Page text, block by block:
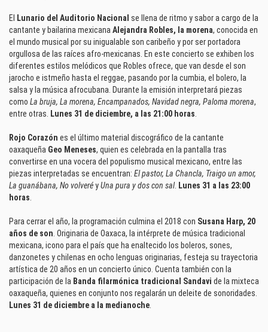
El Lunario del Auditorio Nacional se llena de ritmo y sabor a cargo de la
cantante y bailarina mexicanaAlejandra Robles, la morena, conocida en
el mundo musical por su inigualable son caribeño y por ser portadora
orgullosa de las raíces afro-mexicanas. En este concierto se exhiben los
diferentes estilos melódicos que Robles ofrece, que van desde el son
jarocho e istmeño hasta el reggae, pasando por la cumbia, el bolero, la
salsa y la música afrocubana. Durante la emisión interpretará piezas
como La bruja, La morena, Encampanados, Navidad negra, Paloma morena,
entre otras. Lunes 31 de diciembre, a las 21:00 horas.
Rojo Corazón es el último material discográfico de la cantante
oaxaqueña Geo Meneses, quien es celebrada en la pantalla tras
convertirse en una vocera del populismo musical mexicano, entre las
piezas interpretadas se encuentran: El pastor, La Chancla, Traigo un amor,
La guanábana, No volveréyUna pura y dos con sal. Lunes 31 a las 23:00
horas.
Para cerrar el año, la programación culmina el 2018 con Susana Harp, 20
años de son. Originaria de Oaxaca, la intérprete de música tradicional
mexicana, icono para el país que ha enaltecido los boleros, sones,
danzonetes y chilenas en ocho lenguas originarias, festeja su trayectoria
artística de 20 años en un concierto único. Cuenta también con la
participación de la Banda filarmónica tradicional Sandavi de la mixteca
oaxaqueña, quienes en conjunto nos regalarán un deleite de sonoridades.
Lunes 31 de diciembre a la medianoche.